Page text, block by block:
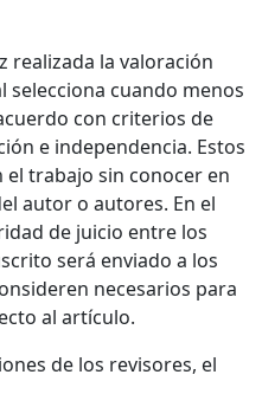
realizada la valoración
selecciona cuando menos
con criterios de
e independencia. Estos
trabajo sin conocer en
autor o autores. En el
de juicio entre los
será enviado a los
necesarios para
al artículo.
de los revisores, el